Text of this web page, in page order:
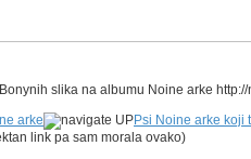
slika na albumu Noine arke
arke
Psi Noine arke koji
link pa sam morala ovako)